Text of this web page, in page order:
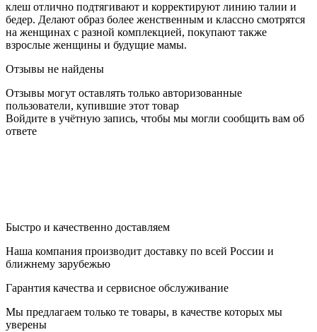
клеш отлично подтягивают и корректируют линию талии и
бедер. Делают образ более женственным и классно смотрятся
на женщинах с разной комплекцией, покупают также
взрослые женщины и будущие мамы.
Отзывы не найдены
Отзывы могут оставлять только авторизованные
пользователи, купившие этот товар
Войдите в учётную запись, чтобы мы могли сообщить вам об
ответе
Быстро и качественно доставляем
Наша компания производит доставку по всей России и
ближнему зарубежью
Гарантия качества и сервисное обслуживание
Мы предлагаем только те товары, в качестве которых мы
уверены